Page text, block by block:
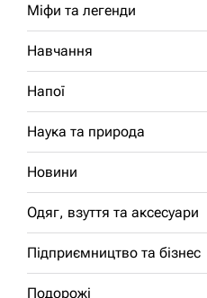
Міфи та легенди
Навчання
Напої
Наука та природа
Новини
Одяг, взуття та аксесуари
Підприємництво та бізнес
Подорожі